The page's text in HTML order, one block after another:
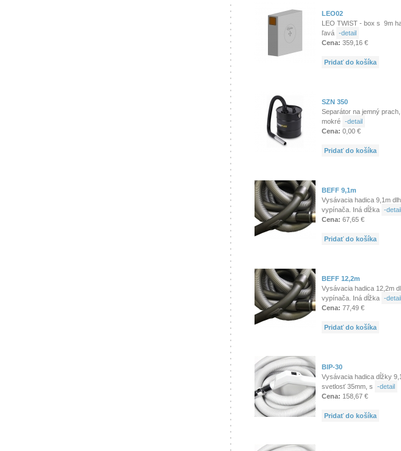
LEO02
LEO TWIST - box s 9m
ľavá -detail
Cena: 359,16 €
Pridať do košíka
SZN 350
Separátor na jemný
mokré -detail
Cena: 0,00 €
Pridať do košíka
BEFF 9,1m
Vysávacia hadica 9,1m
vypínača. Iná dĺžka -detail
Cena: 67,65 €
Pridať do košíka
BEFF 12,2m
Vysávacia hadica 12,2m
vypínača. Iná dĺžka -detail
Cena: 77,49 €
Pridať do košíka
BIP-30
Vysávacia hadica dĺžky
svetlosť 35mm, s
-detail
Cena: 158,67 €
Pridať do košíka